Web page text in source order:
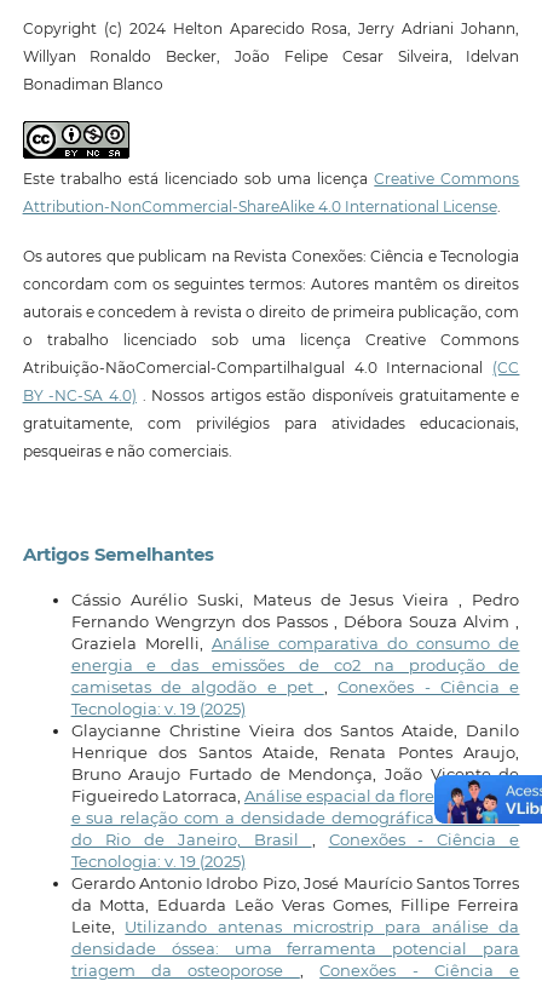
Copyright (c) 2024 Helton Aparecido Rosa, Jerry Adriani Johann,
Willyan Ronaldo Becker, João Felipe Cesar Silveira, Idelvan
Bonadiman Blanco
Este trabalho está licenciado sob uma licençaCreative Commons
Attribution-NonCommercial-ShareAlike 4.0 International License.
Os autores que publicam na Revista Conexões: Ciência e Tecnologia
concordam com os seguintes termos: Autores mantêm os direitos
autorais e concedem à revista o direito de primeira publicação, com
o trabalho licenciado sob uma licença Creative Commons
Atribuição-NãoComercial-CompartilhaIgual 4.0 Internacional (CC
BY -NC-SA 4.0) . Nossos artigos estão disponíveis gratuitamente e
gratuitamente, com privilégios para atividades educacionais,
pesqueiras e não comerciais.
Artigos Semelhantes
Cássio Aurélio Suski, Mateus de Jesus Vieira , Pedro
Fernando Wengrzyn dos Passos , Débora Souza Alvim ,
Graziela Morelli, Análise comparativa do consumo de
energia e das emissões de co2 na produção de
camisetas de algodão e pet
,Conexões - Ciência e
Tecnologia: v. 19 (2025)
Glaycianne Christine Vieira dos Santos Ataide, Danilo
Henrique dos Santos Ataide, Renata Pontes Araujo,
Bruno Araujo Furtado de Mendonça, João Vicente de
Figueiredo Latorraca, Análise espacial da floresta urbana
e sua relação com a densidade demográfica no estado
do Rio de Janeiro, Brasil
Conexões - Ciência e
Tecnologia: v. 19 (2025)
Gerardo Antonio Idrobo Pizo, José Maurício Santos Torres
da Motta, Eduarda Leão Veras Gomes, Fillipe Ferreira
Leite, Utilizando antenas microstrip para análise da
densidade óssea: uma ferramenta potencial para
triagem da osteoporose
,Conexões - Ciência e